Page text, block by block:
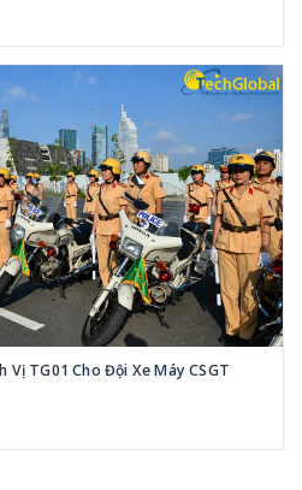
Vị TG01 Cho Đội Xe Máy CSGT